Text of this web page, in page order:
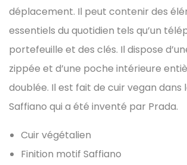
déplacement. Il peut contenir des
essentiels du quotidien tels qu’un
portefeuille et des clés. Il dispose
zippée et d’une poche intérieure
doublée. Il est fait de cuir vegan dans
Saffiano qui a été inventé par Prada.
Cuir végétalien
Finition motif Saffiano